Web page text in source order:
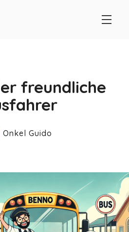
freundliche
Onkel Guido